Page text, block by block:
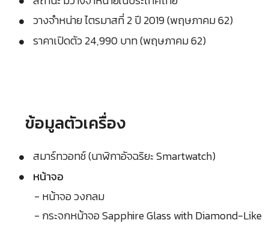
วางจำหน่าย ไตรมาสที่ 2 ปี 2019 (พฤษภาคม 62)
ราคาเปิดตัว 24,990 บาท (พฤษภาคม 62)
ข้อมูลตัวเครื่อง
สมาร์ทวอทช์ (นาฬิกาอัจฉริยะ Smartwatch)
หน้าจอ
- หน้าจอ วงกลม
- กระจกหน้าจอ Sapphire Glass with Diamond-Like